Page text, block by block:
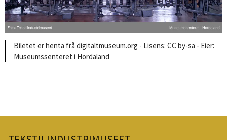
Biletet er henta frå digitaltmuseum.org - Lisens: CC by-sa - Eier:
Museumssenteret i Hordaland